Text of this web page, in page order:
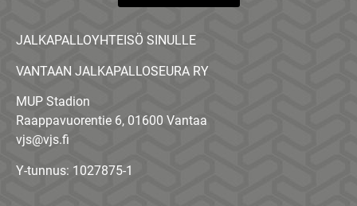
JALKAPALLOYHTEISÖ SINULLE
VANTAAN JALKAPALLOSEURA RY
MUP Stadion
Raappavuorentie 6, 01600 Vantaa
vjs@vjs.fi
Y-tunnus: 1027875-1